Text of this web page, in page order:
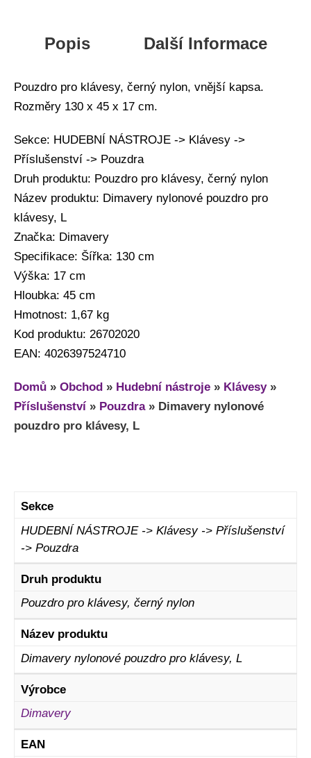
Popis Další Informace
Pouzdro pro klávesy, černý nylon, vnější kapsa.
Rozměry 130 x 45 x 17 cm.
Sekce: HUDEBNÍ NÁSTROJE -> Klávesy ->
Příslušenství -> Pouzdra
Druh produktu: Pouzdro pro klávesy, černý nylon
Název produktu: Dimavery nylonové pouzdro pro
klávesy, L
Značka: Dimavery
Specifikace: Šířka: 130 cm
Výška: 17 cm
Hloubka: 45 cm
Hmotnost: 1,67 kg
Kod produktu: 26702020
EAN: 4026397524710
Domů » Obchod » Hudební nástroje » Klávesy»
Příslušenství » Pouzdra» Dimavery nylonové
pouzdro pro klávesy, L
Sekce
HUDEBNÍ NÁSTROJE -> Klávesy -> Příslušenství
-> Pouzdra
Druh produktu
Pouzdro pro klávesy, černý nylon
Název produktu
Dimavery nylonové pouzdro pro klávesy, L
Výrobce
Dimavery
EAN